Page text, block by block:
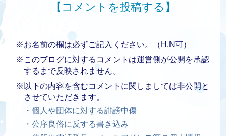
【コメントを投稿する】
※お名前の欄は必ずご記入ください。（H.N可）
※このブログに対するコメントは運営側が公開を承認
するまで反映されません。
※以下の内容を含むコメントに関しましては非公開と
させていただきます。
・個人や団体に対する誹謗中傷
・公序良俗に反する書き込み